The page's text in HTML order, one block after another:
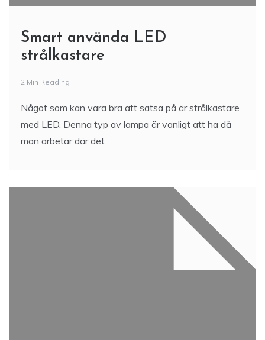
Smart använda LED
strålkastare
2 Min Reading
Något som kan vara bra att satsa på är strålkastare
med LED. Denna typ av lampa är vanligt att ha då
man arbetar där det